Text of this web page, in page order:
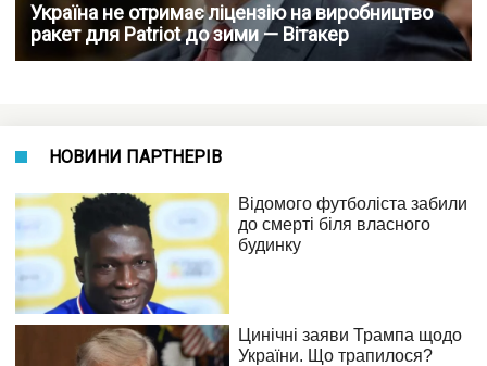
Україна не отримає ліцензію на виробництво
ракет для Patriot до зими — Вітакер
НОВИНИ ПАРТНЕРІВ